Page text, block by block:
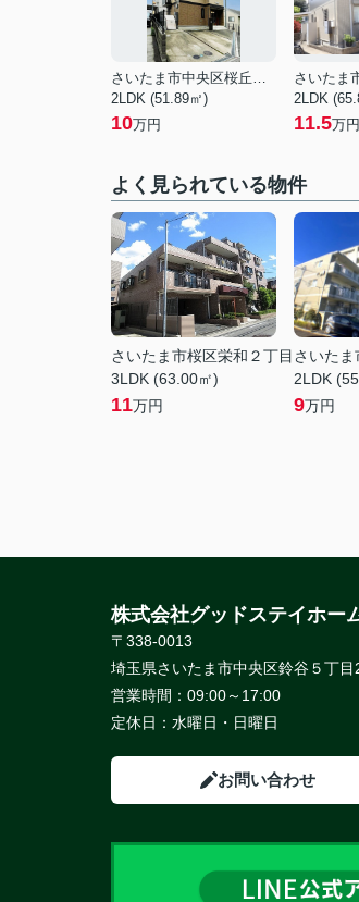
さいたま市中央区桜丘１丁目
2LDK (51.89㎡)
10万円
2LDK
11.5万円
よく見られている物件
さいたま市桜区栄和２丁目
3LDK (63.00㎡)
11万円
さいたま
2LDK
9万円
株式会社グッドステイホー
〒338-0013
埼玉県さいたま市中央区鈴谷５丁目
営業時間： 09:00～17:00
定休日： 水曜日・日曜日
お問い合わせ